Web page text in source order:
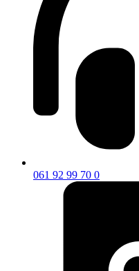
061 92 99 70 0